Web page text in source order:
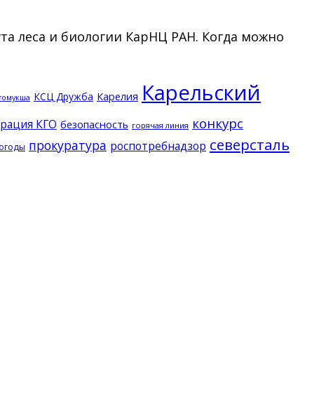
леса и биологии КарНЦ РАН. Когда можно
КСЦ Дружба Карелия Карельский
КГО безопасность горячая линия конкурс
прокуратура роспотребнадзор северсталь